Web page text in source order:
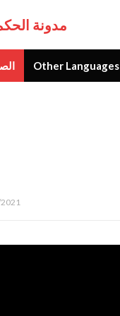
مدونة
Other Languages
12/03/